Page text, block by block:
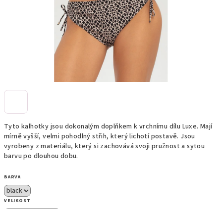
Tyto kalhotky jsou dokonalým doplňkem k vrchnímu dílu Luxe. Mají
mírně vyšší, velmi pohodlný střih, který lichotí postavě. Jsou
vyrobeny z materiálu, který si zachovává svoji pružnost a sytou
barvu po dlouhou dobu.
BARVA
VELIKOST